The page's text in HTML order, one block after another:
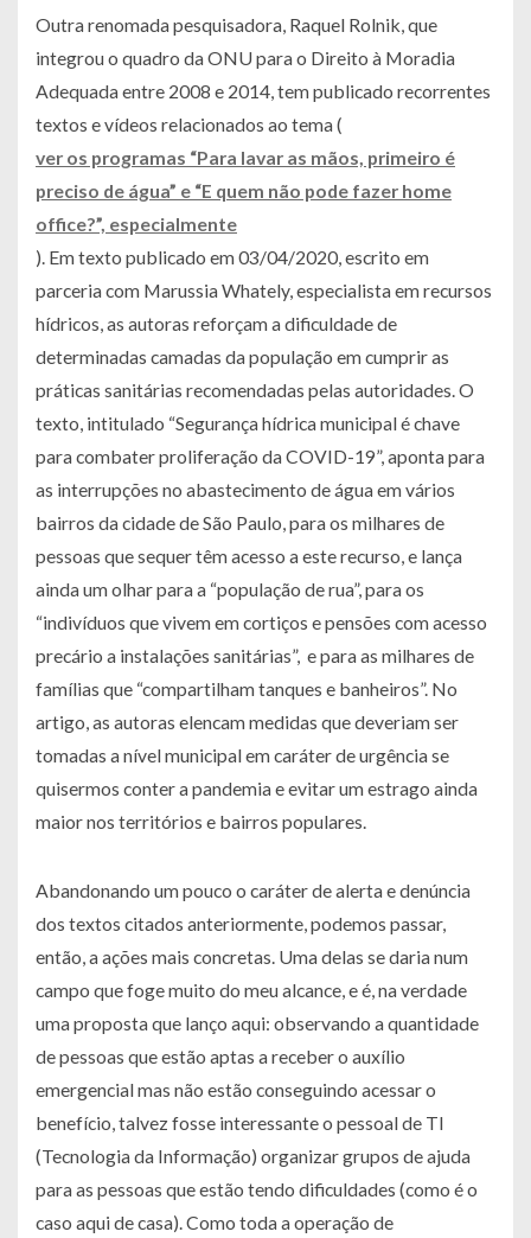
Outra renomada pesquisadora, Raquel Rolnik, que
integrou o quadro da ONU para o Direito à Moradia
Adequada entre 2008 e 2014, tem publicado recorrentes
textos e vídeos relacionados ao tema (
ver os programas “Para lavar as mãos, primeiro é
preciso de água” e “E quem não pode fazer home
office?”, especialmente
). Em texto publicado em 03/04/2020, escrito em
parceria com Marussia Whately, especialista em recursos
hídricos, as autoras reforçam a dificuldade de
determinadas camadas da população em cumprir as
práticas sanitárias recomendadas pelas autoridades. O
texto, intitulado “Segurança hídrica municipal é chave
para combater proliferação da COVID-19”, aponta para
as interrupções no abastecimento de água em vários
bairros da cidade de São Paulo, para os milhares de
pessoas que sequer têm acesso a este recurso, e lança
ainda um olhar para a “população de rua”, para os
“indivíduos que vivem em cortiços e pensões com acesso
precário a instalações sanitárias”, e para as milhares de
famílias que “compartilham tanques e banheiros”. No
artigo, as autoras elencam medidas que deveriam ser
tomadas a nível municipal em caráter de urgência se
quisermos conter a pandemia e evitar um estrago ainda
maior nos territórios e bairros populares.
Abandonando um pouco o caráter de alerta e denúncia
dos textos citados anteriormente, podemos passar,
então, a ações mais concretas. Uma delas se daria num
campo que foge muito do meu alcance, e é, na verdade
uma proposta que lanço aqui: observando a quantidade
de pessoas que estão aptas a receber o auxílio
emergencial mas não estão conseguindo acessar o
benefício, talvez fosse interessante o pessoal de TI
(Tecnologia da Informação) organizar grupos de ajuda
para as pessoas que estão tendo dificuldades (como é o
caso aqui de casa). Como toda a operação de